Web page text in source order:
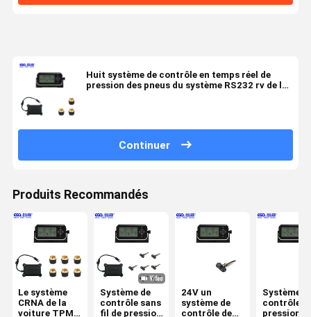
Huit système de contrôle en temps réel de
pression des pneus du système RS232 rv de la
Continuer
Produits Recommandés
Le système
CRNA de la
voiture TPMS
Système de
contrôle sans
fil de pression
24V un
système de
contrôle de
Système
contrôle
pression